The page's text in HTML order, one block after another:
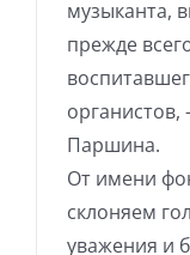
музыканта,
прежде
Паршина.
От имени
склоняем
уважения и